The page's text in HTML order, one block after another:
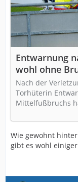
Entwarnung
wohl ohne
Nach der
Torhüterin
Mittelfußbruchs
Wie gewohnt
gibt es wohl